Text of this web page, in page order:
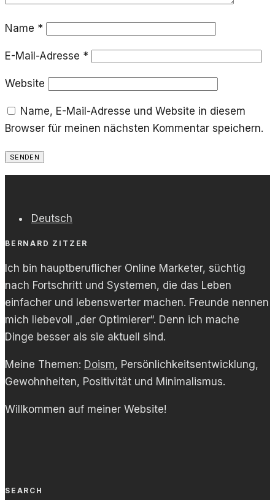
Name *
E-Mail-Adresse *
Website
Name, E-Mail-Adresse und Website in diesem
Browser für meinen nächsten Kommentar speichern.
Deutsch
BERNARD ZITZER
Ich bin hauptberuflicher Online Marketer, süchtig
nach Fortschritt und Systemen, die das Leben
einfacher und lebenswerter machen. Freunde nennen
mich liebevoll „der Optimierer“. Denn ich mache
Dinge besser als sie aktuell sind.
Meine Themen: Doism, Persönlichkeitsentwicklung,
Gewohnheiten, Positivität und Minimalismus.
Willkommen auf meiner Website!
SEARCH